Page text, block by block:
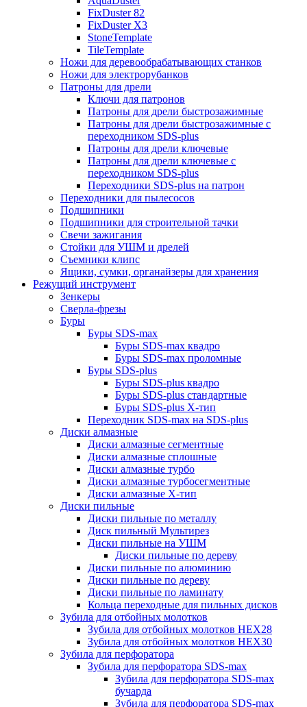
FixDuster 82
FixDuster Х3
StoneTemplate
TileTemplate
Ножи для деревообрабатывающих станков
Ножи для электрорубанков
Патроны для дрели
Ключи для патронов
Патроны для дрели быстрозажимные
Патроны для дрели быстрозажимные с
переходником SDS-plus
Патроны для дрели ключевые
Патроны для дрели ключевые с
переходником SDS-plus
Переходники SDS-plus на патрон
Переходники для пылесосов
Подшипники
Подшипники для строительной тачки
Свечи зажигания
Стойки для УШМ и дрелей
Съемники клипс
Ящики, сумки, органайзеры для хранения
Режущий инструмент
Зенкеры
Сверла-фрезы
Буры
Буры SDS-max
Буры SDS-max квадро
Буры SDS-max проломные
Буры SDS-plus
Буры SDS-plus квадро
Буры SDS-plus стандартные
Буры SDS-plus Х-тип
Переходник SDS-max на SDS-plus
Диски алмазные
Диски алмазные сегментные
Диски алмазные сплошные
Диски алмазные турбо
Диски алмазные турбосегментные
Диски алмазные Х-тип
Диски пильные
Диски пильные по металлу
Диск пильный Мультирез
Диски пильные на УШМ
Диски пильные по дереву
Диски пильные по алюминию
Диски пильные по дереву
Диски пильные по ламинату
Кольца переходные для пильных дисков
Зубила для отбойных молотков
Зубила для отбойных молотков HEX28
Зубила для отбойных молотков HEX30
Зубила для перфоратора
Зубила для перфоратора SDS-max
Зубила для перфоратора SDS-max
бучарда
Зубила для перфоратора SDS-max